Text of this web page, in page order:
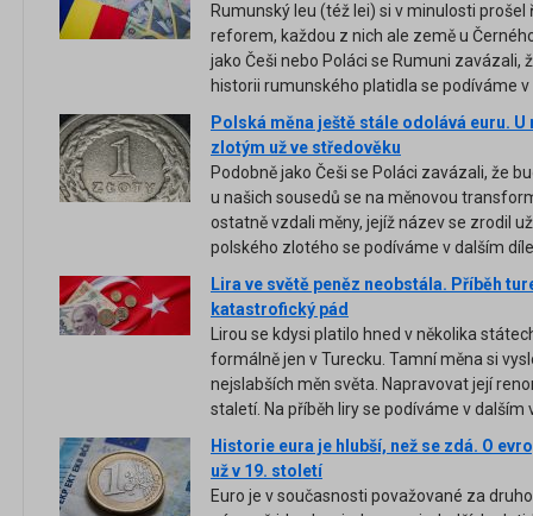
Rumunský leu (též lei) si v minulosti
reforem, každou z nich ale země u
jako Češi nebo Poláci se Rumuni zavázali,
historii rumunského platidla se podíváme v
Polská měna ještě stále odolává euru.
zlotým už ve středověku
Podobně jako Češi se Poláci zavázali, že
u našich sousedů se na měnovou
ostatně vzdali měny, jejíž název se zrodil
polského zlotého se podíváme v dalším díle
Lira ve světě peněz neobstála. Příběh
katastrofický pád
Lirou se kdysi platilo hned v několika
formálně jen v Turecku. Tamní měna si
nejslabších měn světa. Napravovat její
staletí. Na příběh liry se podíváme v dalším
Historie eura je hlubší, než se zdá. O
už v 19. století
Euro je v současnosti považované za